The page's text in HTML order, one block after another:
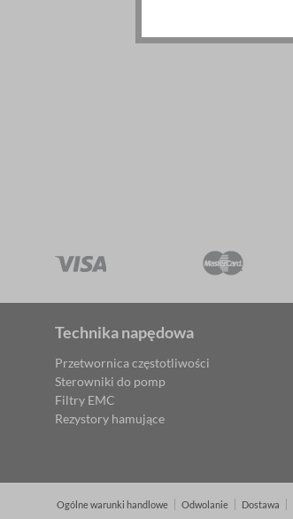
Technika napędowa
Przetwornica częstotliwości
Sterowniki do pomp
Filtry EMC
Rezystory hamujące
Ogólne warunki handlowe Odwolanie Dostawa